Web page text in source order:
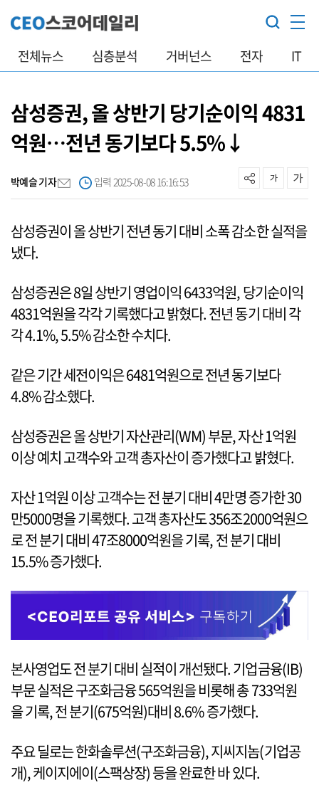
전체뉴스 심층분석 거버넌스 전자 IT
삼성증권, 올 상반기 당기순이익 4831
억원…전년 동기보다 5.5%↓
박예슬 기자 입력 2025-08-08 16:16:53
삼성증권이 올 상반기 전년 동기 대비 소폭 감소한 실적을
냈다.
삼성증권은 8일 상반기 영업이익 6433억원, 당기순이익
4831억원을 각각 기록했다고 밝혔다. 전년 동기 대비 각
각 4.1%, 5.5% 감소한 수치다.
같은 기간 세전이익은 6481억원으로 전년 동기보다
4.8% 감소했다.
삼성증권은 올 상반기 자산관리(WM) 부문, 자산 1억원
이상 예치 고객수와 고객 총자산이 증가했다고 밝혔다.
자산 1억원 이상 고객수는 전 분기 대비 4만명 증가한 30
만5000명을 기록했다. 고객 총자산도 356조2000억원으
로 전 분기 대비 47조8000억원을 기록, 전 분기 대비
15.5% 증가했다.
본사영업도 전 분기 대비 실적이 개선됐다. 기업금융(IB)
부문 실적은 구조화금융 565억원을 비롯해 총 733억원
을 기록, 전 분기(675억원)대비 8.6% 증가했다.
주요 딜로는 한화솔루션(구조화금융), 지씨지놈(기업공
개), 케이지에이(스팩상장) 등을 완료한 바 있다.